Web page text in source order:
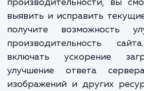
тестирование
стабильности работы
передовые
получения наиболее
позволяет нам выявить
проблемы, мешающие